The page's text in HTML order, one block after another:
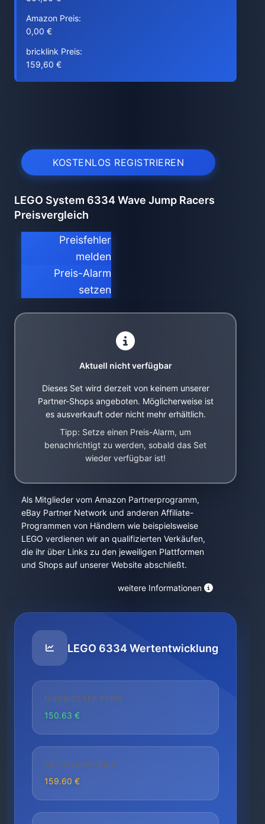
Amazon Preis:
0,00 €
bricklink Preis:
159,60 €
KOSTENLOS REGISTRIEREN
LEGO System 6334 Wave Jump Racers
Preisvergleich
Preisfehler
melden
Preis-Alarm
setzen
Aktuell nicht verfügbar
Dieses Set wird derzeit von keinem unserer
Partner-Shops angeboten. Möglicherweise ist
es ausverkauft oder nicht mehr erhältlich.
Tipp: Setze einen Preis-Alarm, um
benachrichtigt zu werden, sobald das Set
wieder verfügbar ist!
Als Mitglieder vom Amazon Partnerprogramm,
eBay Partner Network und anderen Affiliate-
Programmen von Händlern wie beispielsweise
LEGO verdienen wir an qualifizierten Verkäufen,
die ihr über Links zu den jeweiligen Plattformen
und Shops auf unserer Website abschließt.
weitere Informationen
LEGO 6334 Wertentwicklung
NIEDRIGSTER PREIS
150.63 €
AKTUELLER PREIS
159.60 €